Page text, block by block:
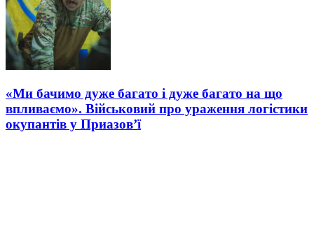
«Ми бачимо дуже багато і дуже багато на що
впливаємо». Військовий про ураження логістики
окупантів у Приазов’ї